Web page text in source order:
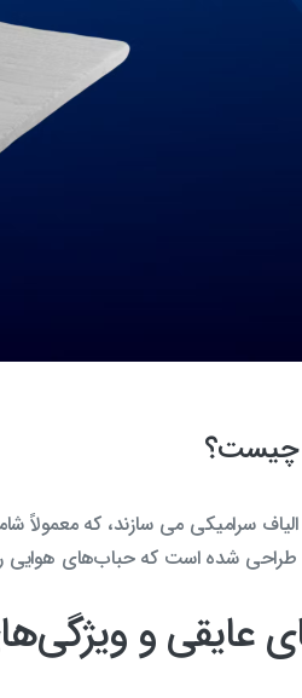
چیست؟
سرامیکی می سازند، که معمولاً
طراحی شده است که حباب‌های هوایی
عایقی و